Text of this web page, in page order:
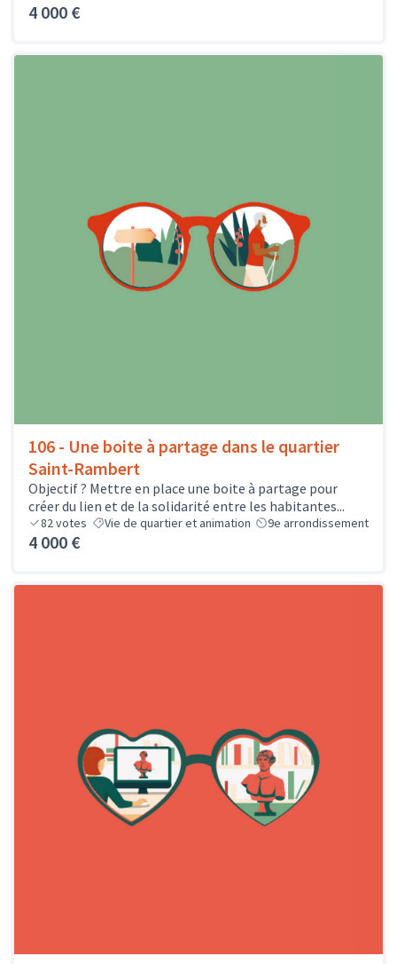
4 000 €
106 - Une boite à partage dans le quartier
Saint-Rambert
Objectif ? Mettre en place une boite à partage pour
créer du lien et de la solidarité entre les habitantes...
82votes Vie de quartier et animation 9e arrondissement
4 000 €